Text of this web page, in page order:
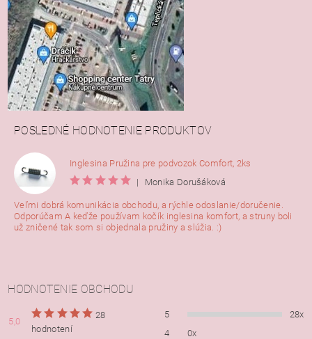
POSLEDNÉ HODNOTENIE PRODUKTOV
Inglesina Pružina pre podvozok Comfort, 2ks
|
Monika Dorušáková
Veľmi dobrá komunikácia obchodu, a rýchle odoslanie/doručenie.
Odporúčam A keďže používam kočík inglesina komfort, a struny boli
už zničené tak som si objednala pružiny a slúžia. :)
HODNOTENIE OBCHODU
5,0
28
hodnotení
5
28x
4
0x